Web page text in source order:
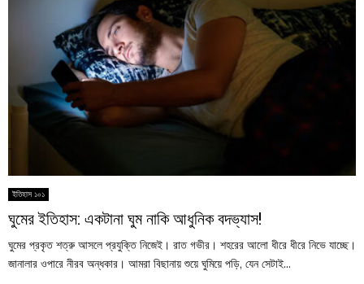
ইতিহাস ১০১
ঘুমের ইতিহাস: একটানা ঘুম নাকি আধুনিক বদভ্যাস!
ঘুমের প্রকৃত শত্রু আসলে প্রযুক্তি নিজেই। রাত গভীর। শহরের আলো ধীরে ধীরে নিভে যাচ্ছে।
জানালার ওপারে নীরব অন্ধকার। আমরা বিছানায় শুয়ে ঘুমিয়ে পড়ি, যেন সেটাই...